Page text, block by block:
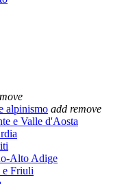
alpinismo add remove
e Valle d'Aosta
Alto Adige
e Friuli